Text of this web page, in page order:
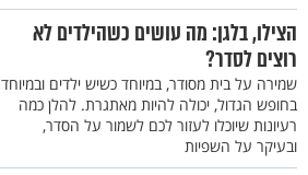
הצילו, בלגן: מה עושים כשהילדים לא
רוצים לסדר?
שמירה על בית מסודר, במיוחד כשיש ילדים ובמיוחד
בחופש הגדול, יכולה להיות מאתגרת. להלן כמה
רעיונות שיוכלו לעזור לכם לשמור על הסדר,
ובעיקר על השפיות